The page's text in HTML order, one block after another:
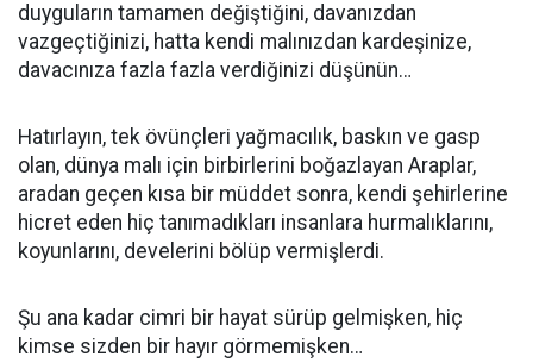
duyguların tamamen değiştiğini, davanızdan
vazgeçtiğinizi, hatta kendi malınızdan kardeşinize,
davacınıza fazla fazla verdiğinizi düşünün…
Hatırlayın, tek övünçleri yağmacılık, baskın ve gasp
olan, dünya malı için birbirlerini boğazlayan Araplar,
aradan geçen kısa bir müddet sonra, kendi şehirlerine
hicret eden hiç tanımadıkları insanlara hurmalıklarını,
koyunlarını, develerini bölüp vermişlerdi.
Şu ana kadar cimri bir hayat sürüp gelmişken, hiç
kimse sizden bir hayır görmemişken…